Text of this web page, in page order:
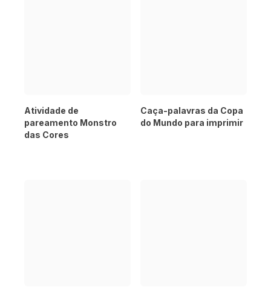
Atividade de
pareamento Monstro
das Cores
Caça-palavras da Copa
do Mundo para imprimir